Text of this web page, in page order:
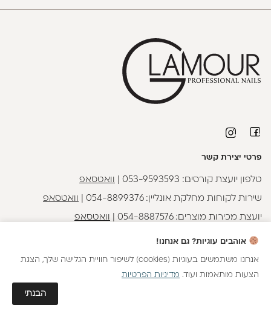
פרטי יצירת קשר
טלפון יועצת קורסים: 053-9593593 וואטסאפ
שירות לקוחות מחלקת אונליין:054-8899376 וואטסאפ
יועצת מכירות מוצרים:054-8887576 וואטסאפ
כתובתנו - הבונים 2, נתניה
אוהבים עוגיות? גם אנחנו!
אנחנו משתמשים בעוגיות (cookies) לשיפור חוויית הגלישה שלך, הצגת
הצעות מותאמות ועוד. מדיניות הפרטיות
הבנתי